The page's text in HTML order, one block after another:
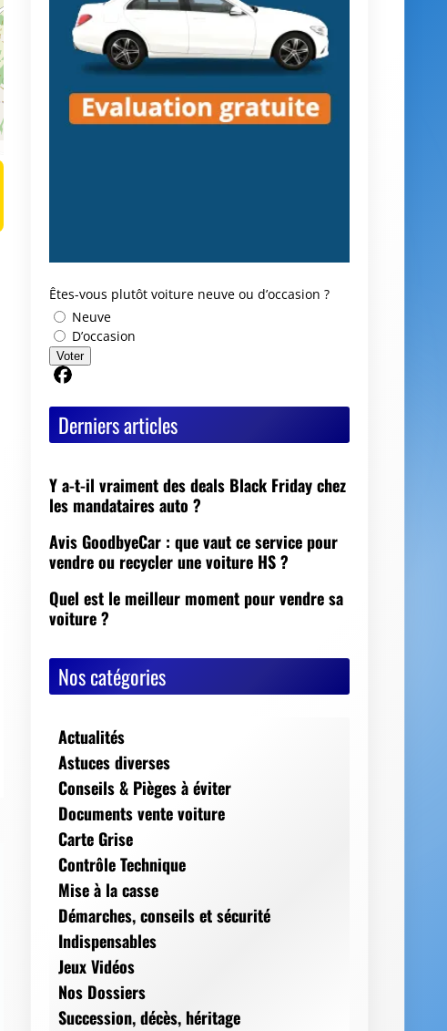
Êtes-vous plutôt voiture neuve ou d’occasion ?
Neuve
D’occasion
Voter
Derniers articles
Y a-t-il vraiment des deals Black Friday chez
les mandataires auto ?
Avis GoodbyeCar : que vaut ce service pour
vendre ou recycler une voiture HS ?
Quel est le meilleur moment pour vendre sa
voiture ?
Nos catégories
Actualités
Astuces diverses
Conseils & Pièges à éviter
Documents vente voiture
Carte Grise
Contrôle Technique
Mise à la casse
Démarches, conseils et sécurité
Indispensables
Jeux Vidéos
Nos Dossiers
Succession, décès, héritage